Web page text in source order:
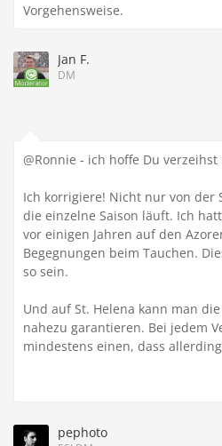
Vorgehensweise.
Jan F.
DM
@Ronnie - ich hoffe Du verzeihst
Ich korrigiere! Nicht nur von der
die einzelne Saison läuft. Ich
vor einigen Jahren auf den
Begegnungen beim Tauchen.
so sein.
Und auf St. Helena kann man
nahezu garantieren. Bei jedem
mindestens einen, dass
pephoto